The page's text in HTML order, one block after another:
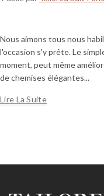
Nous aimons tous nous
l'occasion s'y prête. Le
moment, peut même
de chemises élégantes...
Lire La Suite